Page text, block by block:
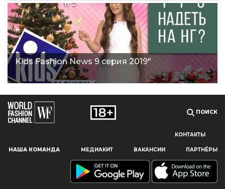
Наш сайт использует файлы cookie и похожие технологии,
пользователям, предоставляя персонализированную
информацию, запоминая предпочтения в области
Kids Fashion News 9 серия 2019"
ПОИСК
КОНТАКТЫ
НАША КОМАНДА МЕДИАКИТ ВАКАНСИИ ПАРТНЁРЫ